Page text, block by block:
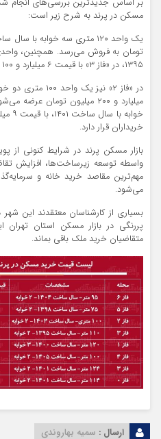
مسکن در پرند به شرح زیر است:
۱۳۹۵، در «فاز ۳» با قیمت ۶ میلیارد و ۱۰۰ میلیون تومان معامله می‌شود.
خریداران قرار دارد.
بازار مسکن پرند در شرایط کنونی از
واسطه توسعه زیرساخت‌ها، افزایش
مهم‌ترین مقاصد خرید خانه و
می‌شود.
بسیاری از کارشناسان معتقدند این
پررنگی در بازار مسکن استان
متقاضیان خرید ملک باقی بماند.
ارسال : سمیه بهاروندی